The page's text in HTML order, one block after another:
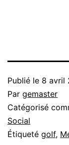
Publié le 8 avril
Par gemaster
Catégorisé
Social
Étiqueté golf,